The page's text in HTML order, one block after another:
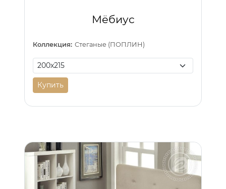
Мёбиус
Коллекция: Стеганые (ПОПЛИН)
Купить